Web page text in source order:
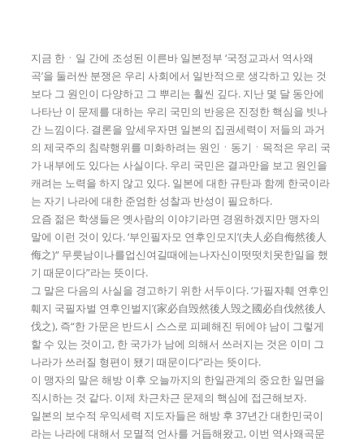
지금 한ㆍ일 간에 조성된 이른바 일본정부 ‘국정교과서 역사왜
곡’을 둘러싼 분쟁은 우리 사회에서 일반적으로 생각하고 있는 것
보다 그 원인이 다양하고 그 뿌리는 훨씬 깊다. 지난 몇 달 동안에
나타난 이 문제를 대하는 우리 국민의 반응은 진정한 핵심을 빗나
간 느낌이다. 결론을 앞세우자면 일본의 집권세력이 저들의 과거
의 제국주의 침략행위를 미화하려는 원인ㆍ동기ㆍ목적은 우리 국
가 내부에도 있다는 사실이다. 우리 국민은 결과만을 보고 원인을
캐려는 노력을 하지 않고 있다. 일본에 대한 규탄과 함께 한국이라
는 자기 나라에 대한 준엄한 성찰과 반성이 필요하다.
요즘 젊은 학생들은 옛사람의 이야기라면 경원하겠지만 맹자의
말에 이런 것이 있다. ‘부인필자모 연후인모지’(夫人必自侮然後人
侮之)“ 무릇남이나를업신여길때에는나자신이떳떳치못한일을 했
기 때문이다”라는 뜻이다.
그 말은 다음의 사실을 경고하기 위한 서두이다. ‘가필자훼 연후인
훼지 국필자벌 연후인벌지’(家必自毁然後人毁之國必自伐然後人
伐之), 즉“한 가문은 반드시 스스로 피폐해진 뒤에야 남이 그렇게
할 수 있는 것이고, 한 국가가 남에 의해서 쓰러지는 것은 이미 그
나라가 쓰러질 형편이 됐기 때문이다”라는 뜻이다.
이 맹자의 말은 해방 이후 오늘까지의 한일관계의 중요한 일면을
직시하는 것 같다. 이제 차근차근 문제의 핵심에 접근해보자.
일본의 보수적 우익세력 지도자들은 해방 후 37년간 대한민국이
라는 나라에 대해서 모멸적 언사를 거듭해왔고, 이번 역사왜곡문